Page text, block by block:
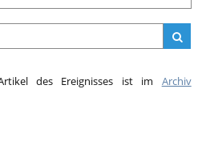
des Ereignisses ist im Archiv